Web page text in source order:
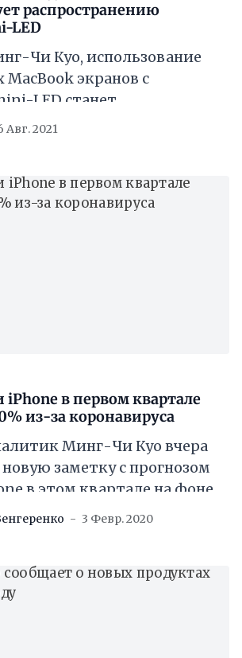
распространению
LED
Чи Куо, использование
экранов с
LED станет
инвестиций поставщиков
Авг. 2021
iPhone в первом квартале
из-за коронавируса
Минг-Чи Куо вчера
заметку с прогнозом
в этом квартале на фоне
В сети3 Февр. 2020